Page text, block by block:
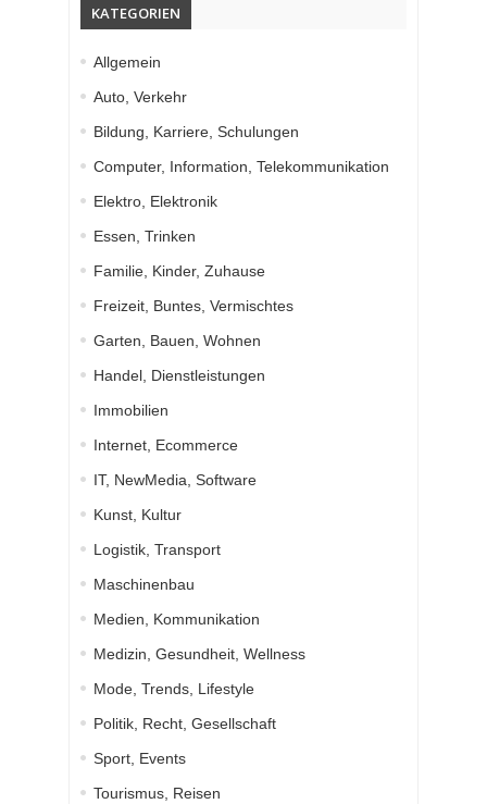
KATEGORIEN
Allgemein
Auto, Verkehr
Bildung, Karriere, Schulungen
Computer, Information, Telekommunikation
Elektro, Elektronik
Essen, Trinken
Familie, Kinder, Zuhause
Freizeit, Buntes, Vermischtes
Garten, Bauen, Wohnen
Handel, Dienstleistungen
Immobilien
Internet, Ecommerce
IT, NewMedia, Software
Kunst, Kultur
Logistik, Transport
Maschinenbau
Medien, Kommunikation
Medizin, Gesundheit, Wellness
Mode, Trends, Lifestyle
Politik, Recht, Gesellschaft
Sport, Events
Tourismus, Reisen